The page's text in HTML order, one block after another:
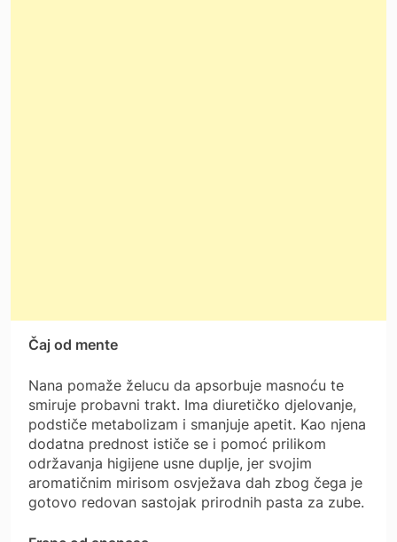
Čaj od mente
Nana pomaže želucu da apsorbuje masnoću te
smiruje probavni trakt. Ima diuretičko djelovanje,
podstiče metabolizam i smanjuje apetit. Kao njena
dodatna prednost ističe se i pomoć prilikom
održavanja higijene usne duplje, jer svojim
aromatičnim mirisom osvježava dah zbog čega je
gotovo redovan sastojak prirodnih pasta za zube.